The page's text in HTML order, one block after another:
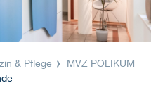
& Pflege
MVZ POLIKUM